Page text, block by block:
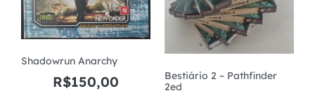
Shadowrun Anarchy
R$150,00
Bestiário 2 – Pathfinder
2ed